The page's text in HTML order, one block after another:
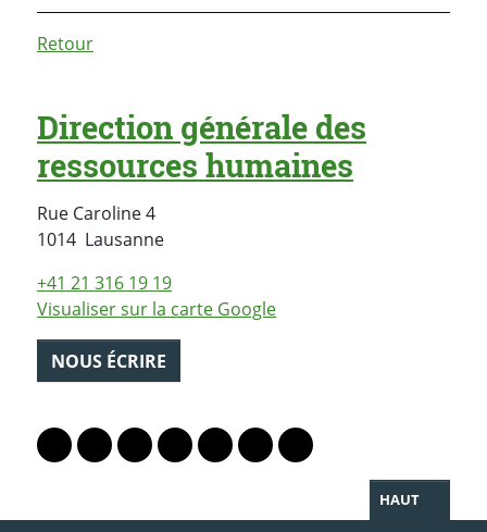
Retour
Direction générale des
ressources humaines
Rue Caroline 4
1014 LausanneSuisse
+41 21 316 19 19
Visualiser sur la carte Google
NOUS ÉCRIRE
Lien vers le profil Mastodon
Lien vers le profil Bluesky
Lien vers le profil Instagram
Lien vers le profil Linkedin
Lien vers le profil Facebook
Lien vers le profil Twitter
Partager par WhatsApp
HAUT